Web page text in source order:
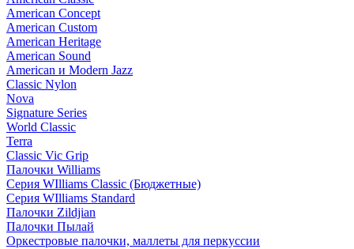
American Concept
American Custom
American Heritage
American Sound
American и Modern Jazz
Classic Nylon
Nova
Signature Series
World Classic
Terra
Classic Vic Grip
Палочки Williams
Серия WIlliams Classic (Бюджетные)
Серия WIlliams Standard
Палочки Zildjian
Палочки Пылай
Оркестровые палочки, маллеты для перкуссии